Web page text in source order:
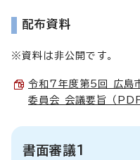
配布資料
※資料は非公開です。
令和7年度第5回 広島
委員会 会議要旨 （
書面審議1